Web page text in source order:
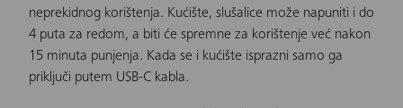
neprekidnog korištenja. Kućište, slušalice može napuniti i do
4 puta za redom, a biti će spremne za korištenje već nakon
15 minuta punjenja. Kada se i kućište isprazni samo ga
priključi putem USB-C kabla.